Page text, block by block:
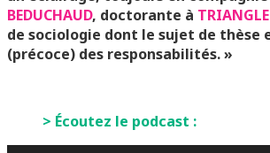
BEDUCHAUD, doctorante à
de sociologie dont le sujet de thèse
(précoce) des responsabilités. »
> Écoutez le podcast :